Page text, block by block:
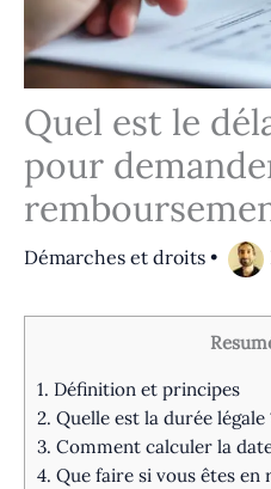
Quel est le
pour
Démarches et droits •
1. Définition et principes
2. Quelle est la durée légale
3. Comment calculer la
4. Que faire si vous êtes